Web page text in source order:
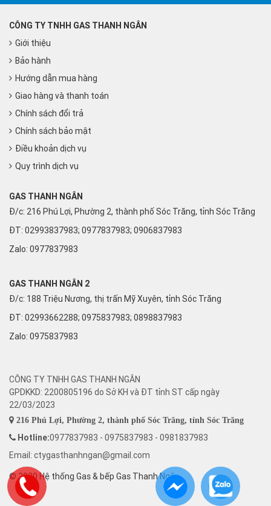
CÔNG TY TNHH GAS THANH NGÂN
Giới thiệu
Bảo hành
Hướng dẫn mua hàng
Giao hàng và thanh toán
Chính sách đổi trả
Chính sách bảo mật
Điều khoản dịch vụ
Quy trình dịch vụ
GAS THANH NGÂN
Đ/c: 216 Phú Lợi, Phường 2, thành phố Sóc Trăng, tỉnh Sóc Trăng
ĐT: 02993837983; 0977837983; 0906837983
Zalo: 0977837983
GAS THANH NGÂN 2
Đ/c: 188 Triệu Nương, thị trấn Mỹ Xuyên, tỉnh Sóc Trăng
ĐT: 02993662288; 0975837983; 0898837983
Zalo: 0975837983
CÔNG TY TNHH GAS THANH NGÂN
GPDKKD: 2200805196 do Sở KH và ĐT tỉnh ST cấp ngày
22/03/2023
216 Phú Lợi, Phường 2, thành phố Sóc Trăng, tỉnh Sóc Trăng
Hotline:0977837983 - 0975837983 - 0981837983
Email: ctygasthanhngan@gmail.com
© 2020 Hệ thống Gas & bếp Gas Thanh Ngân